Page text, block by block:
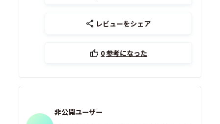
レビューをシェア
0参考になった
非公開ユーザー